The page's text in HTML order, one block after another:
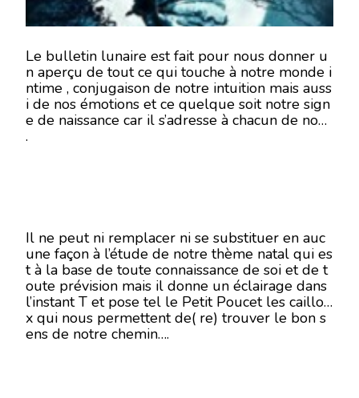
Le bulletin lunaire est fait pour nous donner u
n aperçu de tout ce qui touche à notre monde i
ntime , conjugaison de notre intuition mais auss
i de nos émotions et ce quelque soit notre sign
e de naissance car il s’adresse à chacun de nous
.
Il ne peut ni remplacer ni se substituer en auc
une façon à l’étude de notre thème natal qui es
t à la base de toute connaissance de soi et de t
oute prévision mais il donne un éclairage dans
l’instant T et pose tel le Petit Poucet les caillou
x qui nous permettent de( re) trouver le bon s
ens de notre chemin….